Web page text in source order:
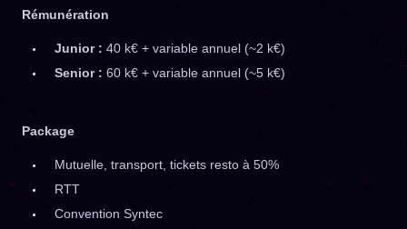
Rémunération
Junior : 40 k€ + variable annuel (~2 k€)
Senior : 60 k€ + variable annuel (~5 k€)
Package
Mutuelle, transport, tickets resto à 50%
RTT
Convention Syntec